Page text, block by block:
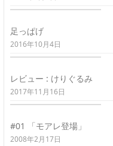
足っぱげ
2016年10月4日
レビュー : けりぐるみ
2017年11月16日
#01 「モアレ登場」
2008年2月17日